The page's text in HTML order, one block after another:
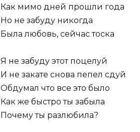
Как мимо дней прошли года
Но не забуду никогда
Была любовь, сейчас тоска
Я не забуду этот поцелуй
И не закате снова пепел сдуй
Обдумал что все это было
Как же быстро ты забыла
Почему ты разлюбила?